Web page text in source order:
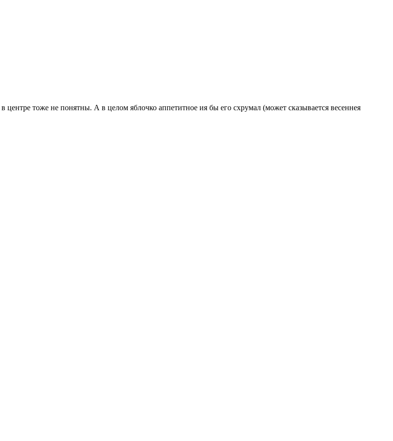
тоже не понятны. А в целом яблочко аппетитное ия бы его схрумал (может сказывается весеннея